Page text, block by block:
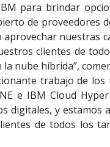
para brindar
de proveedores
nuestras
clientes de
nube híbrida”,
trabajo de
e IBM Cloud
digitales, y
de todos los